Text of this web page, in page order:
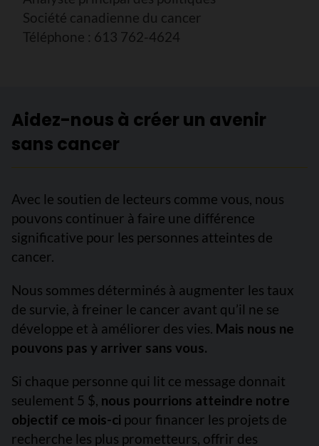
Société canadienne du cancer
Téléphone : 613 762-4624
Aidez-nous à créer un avenir
sans cancer
Avec le soutien de lecteurs comme vous, nous
pouvons continuer à faire une différence
significative pour les personnes atteintes de
cancer.
Nous sommes déterminés à augmenter les taux
de survie, à freiner le cancer avant qu’il ne se
développe et à améliorer des vies. Mais nous ne
pouvons pas y arriver sans vous.
Si chaque personne qui lit ce message donnait
seulement 5 $, nous pourrions atteindre notre
objectif ce mois-ci pour financer les projets de
recherche les plus prometteurs, offrir des